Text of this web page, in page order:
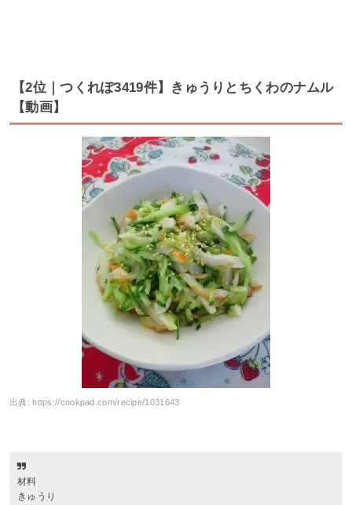
【2位｜つくれぽ3419件】きゅうりとちくわのナムル
【動画】
出典:https://cookpad.com/recipe/1031643
材料
きゅうり